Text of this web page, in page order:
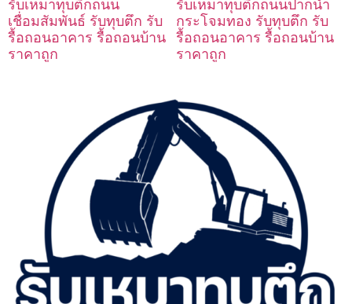
รับเหมาทุบตึกถนน
เชื่อมสัมพันธ์ รับทุบตึก รับ
รื้อถอนอาคาร รื้อถอนบ้าน
ราคาถูก
รับเหมาทุบตึกถนนปากน้ำ
กระโจมทอง รับทุบตึก รับ
รื้อถอนอาคาร รื้อถอนบ้าน
ราคาถูก